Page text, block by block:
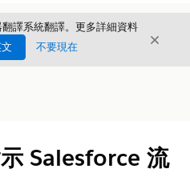
譯系統翻譯。更多詳細資料
不要現在 結束
Salesforce 流